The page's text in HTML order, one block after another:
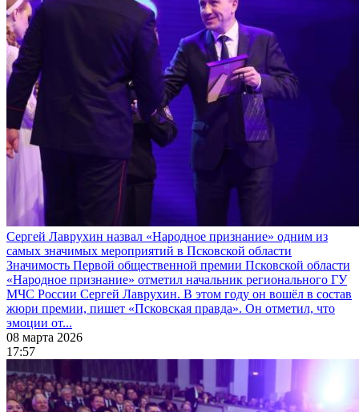
Сергей Лаврухин назвал «Народное признание» одним из
самых значимых мероприятий в Псковской области
Значимость Первой общественной премии Псковской области
«Народное признание» отметил начальник регионального ГУ
МЧС России Сергей Лаврухин. В этом году он вошёл в состав
жюри премии, пишет «Псковская правда». Он отметил, что
эмоции от...
08 марта 2026
17:57